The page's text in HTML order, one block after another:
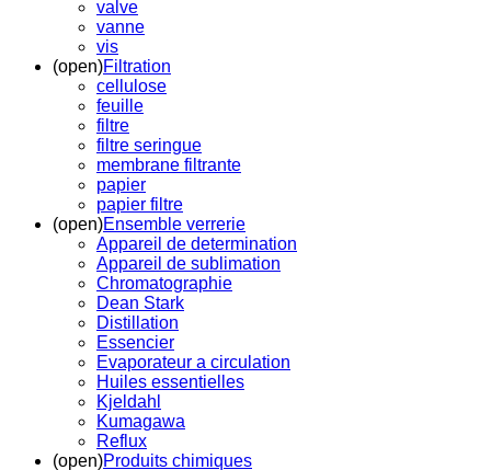
valve
vanne
vis
(open)Filtration
cellulose
feuille
filtre
filtre seringue
membrane filtrante
papier
papier filtre
(open)Ensemble verrerie
Appareil de determination
Appareil de sublimation
Chromatographie
Dean Stark
Distillation
Essencier
Evaporateur a circulation
Huiles essentielles
Kjeldahl
Kumagawa
Reflux
(open)Produits chimiques